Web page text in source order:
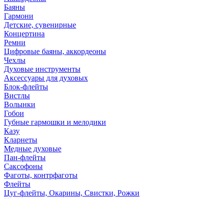
Баяны
Гармони
Детские, сувенирные
Концертина
Ремни
Цифровые баяны, аккордеоны
Чехлы
Духовые инструменты
Аксессуары для духовых
Блок-флейты
Вистлы
Волынки
Гобои
Губные гармошки и мелодики
Казу
Кларнеты
Медные духовые
Пан-флейты
Саксофоны
Фаготы, контрфаготы
Флейты
Цуг-флейты, Окарины, Свистки, Рожки